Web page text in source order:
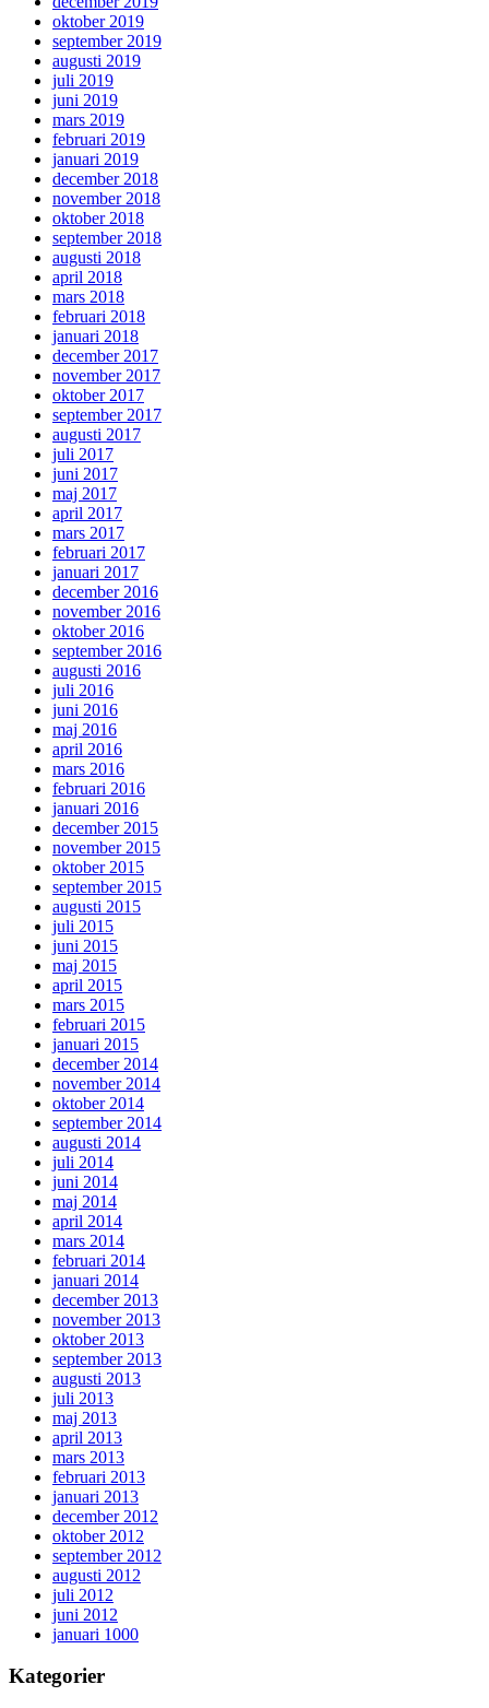
oktober 2019
september 2019
augusti 2019
juli 2019
juni 2019
mars 2019
februari 2019
januari 2019
december 2018
november 2018
oktober 2018
september 2018
augusti 2018
april 2018
mars 2018
februari 2018
januari 2018
december 2017
november 2017
oktober 2017
september 2017
augusti 2017
juli 2017
juni 2017
maj 2017
april 2017
mars 2017
februari 2017
januari 2017
december 2016
november 2016
oktober 2016
september 2016
augusti 2016
juli 2016
juni 2016
maj 2016
april 2016
mars 2016
februari 2016
januari 2016
december 2015
november 2015
oktober 2015
september 2015
augusti 2015
juli 2015
juni 2015
maj 2015
april 2015
mars 2015
februari 2015
januari 2015
december 2014
november 2014
oktober 2014
september 2014
augusti 2014
juli 2014
juni 2014
maj 2014
april 2014
mars 2014
februari 2014
januari 2014
december 2013
november 2013
oktober 2013
september 2013
augusti 2013
juli 2013
maj 2013
april 2013
mars 2013
februari 2013
januari 2013
december 2012
oktober 2012
september 2012
augusti 2012
juli 2012
juni 2012
januari 1000
Kategorier